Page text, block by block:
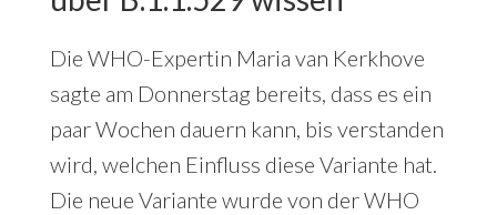
Die WHO-Expertin Maria van Kerkhove
sagte am Donnerstag bereits, dass es ein
paar Wochen dauern kann, bis verstanden
wird, welchen Einfluss diese Variante hat.
Die neue Variante wurde von der WHO